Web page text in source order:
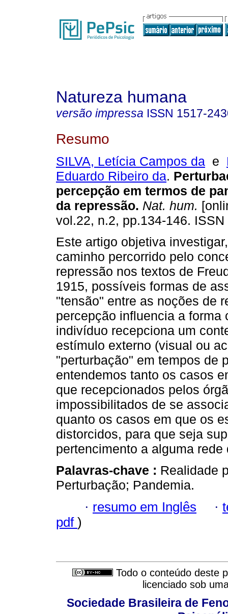
Natureza humana
versão impressa ISSN 1517-
Resumo
SILVA, Letícia Campos da e
Eduardo Ribeiro da.
percepção em termos de
da repressão. Nat. hum.
vol.22, n.2, pp.134-146.
Este artigo objetiva
caminho percorrido pelo
repressão nos textos de
1915, possíveis formas de
"tensão" entre as noções de
percepção influencia a forma
indivíduo recepciona um
estímulo externo (visual ou
"perturbação" em tempos de
entendemos tanto os casos
que recepcionados pelos
impossibilitados de se
quanto os casos em que os
distorcidos, para que seja
pertencimento a alguma
Palavras-chave : Realidade
Perturbação; Pandemia.
· resumo em Inglês ·
pdf )
Todo o conteúdo deste
licenciado sob
Sociedade Brasileira de